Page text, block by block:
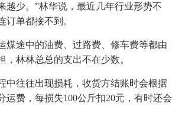
越少。”林华说，最近几年行业形势不
订单都接不到。
煤途中的油费、过路费、修车费等都由
，林林总总的支出不在少数。
中往往出现损耗，收货方结账时会根据
运费，每损失100公斤扣20元，有时还会